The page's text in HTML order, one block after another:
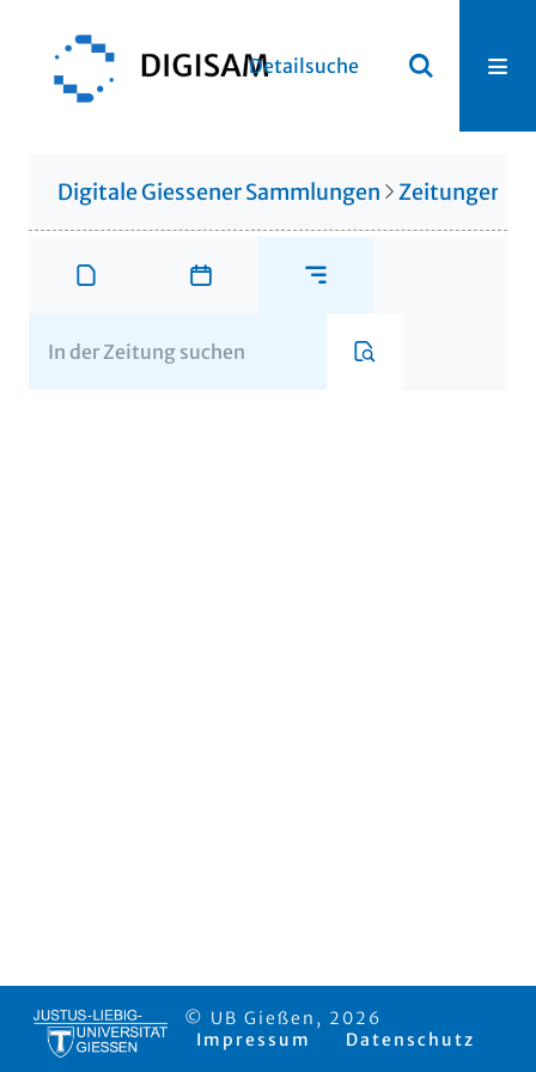
Detailsuche
Digitale Giessener Sammlungen Zeitungen
© UB Gießen, 2026
Impressum
Datenschutz